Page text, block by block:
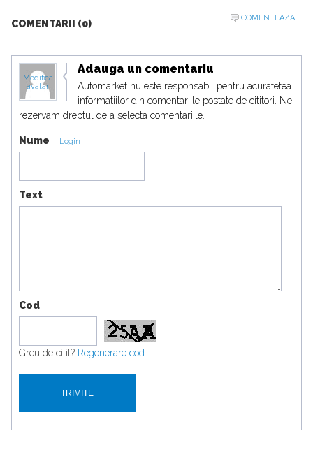
COMENTARII (0)
COMENTEAZA
Modifica
avatar
Adauga un comentariu
Automarket nu este responsabil pentru acuratetea
informatiilor din comentariile postate de cititori. Ne
rezervam dreptul de a selecta comentariile.
Nume Login
Text
Cod
Greu de citit? Regenerare cod